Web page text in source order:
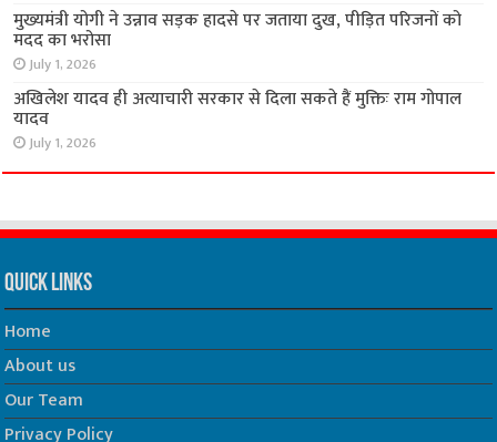
मुख्यमंत्री योगी ने उन्नाव सड़क हादसे पर जताया दुख, पीड़ित परिजनों को
मदद का भरोसा
July 1, 2026
अखिलेश यादव ही अत्याचारी सरकार से दिला सकते हैं मुक्तिः राम गोपाल
यादव
July 1, 2026
Quick Links
Home
About us
Our Team
Privacy Policy